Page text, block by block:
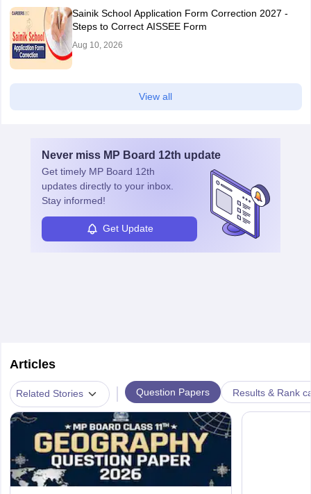
Sainik School Application Form Correction 2027 -
Steps to Correct AISSEE Form
Aug 10, 2026
View all
Never miss MP Board 12th update
Get timely MP Board 12th
updates directly to your inbox.
Stay informed!
Get Update
Articles
Related Stories | Question Papers Results & Rank